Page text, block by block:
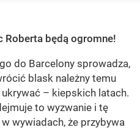
Roberta będą ogromne!
do Barcelony sprowadza,
blask należny temu
– kiepskich latach.
to wyzwanie i tę
wywiadach, że przybywa